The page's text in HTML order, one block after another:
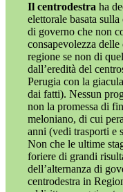
Il centrodestra ha
elettorale basata
di governo che non
consapevolezza
regione se non di
dall’eredità del
Perugia con la
dai fatti). Nessun
non la promessa di
meloniano, di cui
anni (vedi trasporti e
Non che le ultime
foriere di grandi
dell’alternanza di
centrodestra in